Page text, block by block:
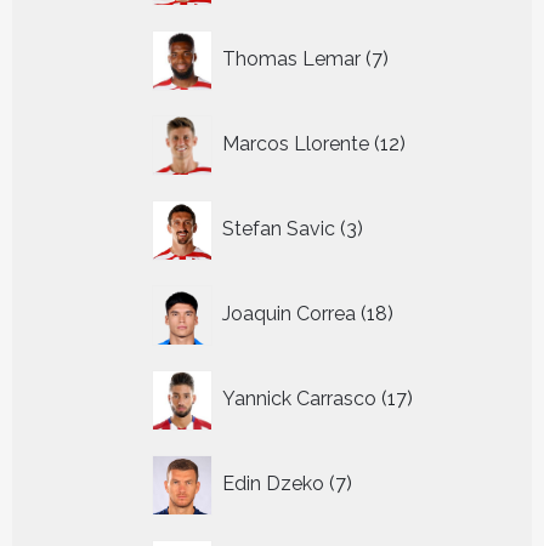
Thomas Lemar 7
producten
Marcos Llorente 12
producten
Stefan Savic 3
producten
Joaquin Correa 18
producten
Yannick Carrasco 17
producten
Edin Dzeko 7
producten